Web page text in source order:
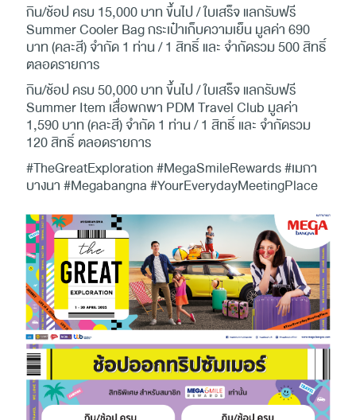
กิน/ช้อป ครบ 15,000 บาท ขึ้นไป / ใบเสร็จ แลกรับฟรี
Summer Cooler Bag กระเป๋าเก็บความเย็น มูลค่า 690
บาท (คละสี) จำกัด 1 ท่าน / 1 สิทธิ์ และ จำกัดรวม 500 สิทธิ์
ตลอดรายการ
กิน/ช้อป ครบ 50,000 บาท ขึ้นไป / ใบเสร็จ แลกรับฟรี
Summer Item เสื่อพกพา PDM Travel Club มูลค่า
1,590 บาท (คละสี) จำกัด 1 ท่าน / 1 สิทธิ์ และ จำกัดรวม
120 สิทธิ์ ตลอดรายการ
#TheGreatExploration #MegaSmileRewards #เมกา
บางนา #Megabangna #YourEverydayMeetingPlace